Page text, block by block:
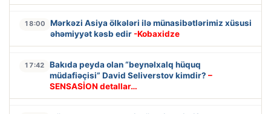
18:00
Mərkəzi Asiya ölkələri ilə münasibətlərimiz xüsusi
əhəmiyyət kəsb edir -Kobaxidze
17:42
Bakıda peyda olan “beynəlxalq hüquq
müdafiəçisi” David Seliverstov kimdir? –
SENSASİON detallar…